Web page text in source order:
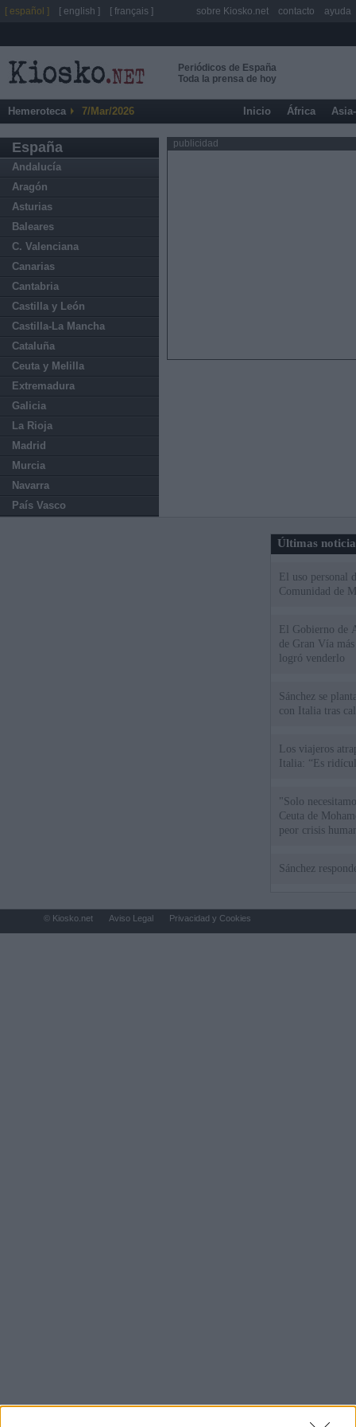
Periódicos de España
Toda la prensa de hoy
Hemeroteca 7/Mar/2026 Inicio África
España
Andalucía
Aragón
Asturias
Baleares
C. Valenciana
Canarias
Cantabria
Castilla y León
Castilla-La Mancha
Cataluña
Ceuta y Melilla
Extremadura
Galicia
La Rioja
Madrid
Murcia
Navarra
País Vasco
publicidad
Últimas
El uso personal
Comunidad de
El Gobierno de
de Gran Vía
logró venderlo
Sánchez se
con Italia tras
Los viajeros
Italia: “Es
"Solo
Ceuta de
peor crisis
Sánchez
[ español ] [ english ] [ français ] sobre Kiosko.net contacto ayuda
© Kiosko.net Aviso Legal Privacidad y Cookies